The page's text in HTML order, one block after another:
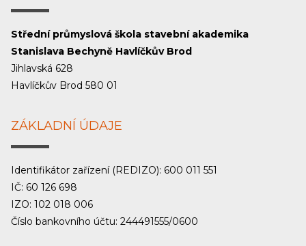
Střední průmyslová škola stavební akademika
Stanislava Bechyně Havlíčkův Brod
Jihlavská 628
Havlíčkův Brod 580 01
ZÁKLADNÍ ÚDAJE
Identifikátor zařízení (REDIZO): 600 011 551
IČ: 60 126 698
IZO: 102 018 006
Číslo bankovního účtu: 244491555/0600